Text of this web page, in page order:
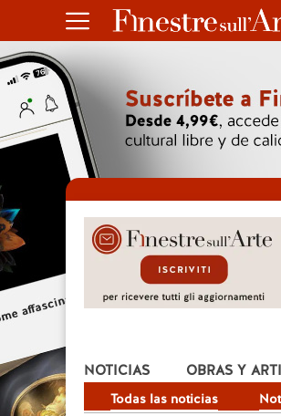
NOTICIAS
Todas las noticias
OBRAS Y